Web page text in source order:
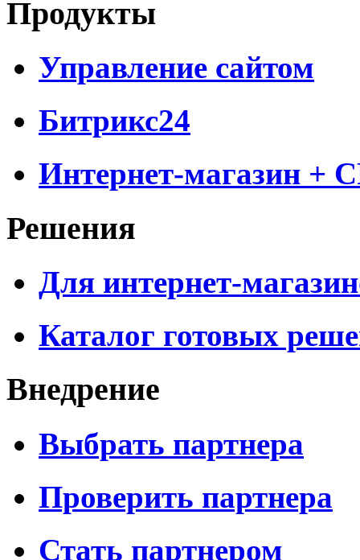
Продукты
Управление сайтом
Битрикс24
Интернет-магазин +
Решения
Для интернет-
Каталог готовых
Внедрение
Выбрать партнера
Проверить партнера
Стать партнером